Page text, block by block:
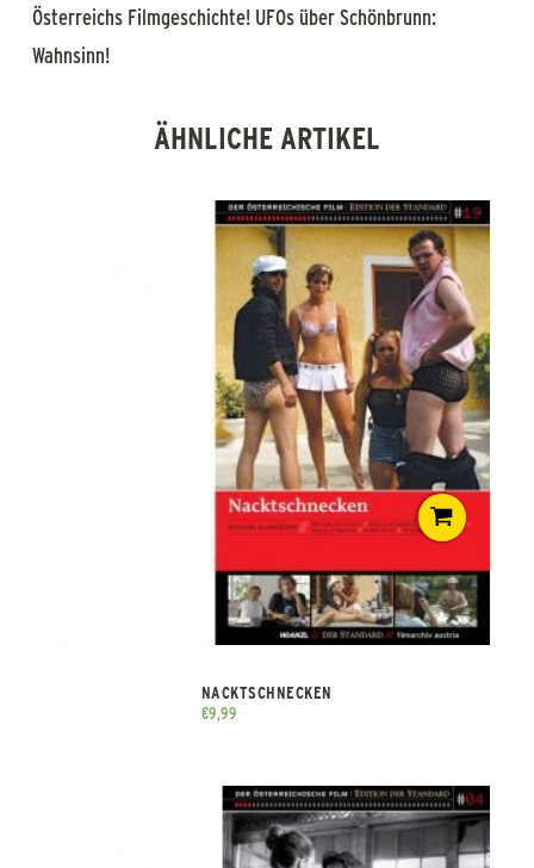
Österreichs Filmgeschichte! UFOs über Schönbrunn:
Wahnsinn!
ÄHNLICHE ARTIKEL
NACKTSCHNECKEN
€9,99